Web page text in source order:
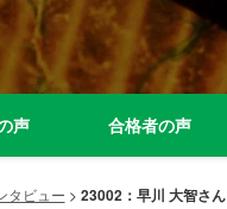
声 合格者の声
タビュー > 23002：早川 大智さん